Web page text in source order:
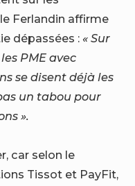
Ferlandin affirme
dépassées : « Sur
PME avec
se disent déjà les
un tabou pour
».
car selon le
Tissot et PayFit,